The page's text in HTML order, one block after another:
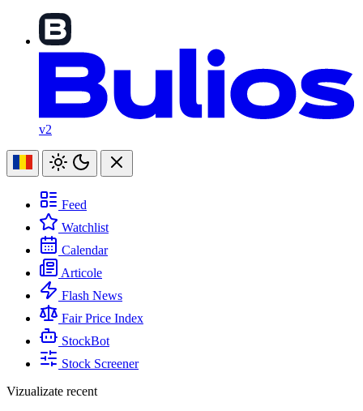
v2
Feed
Watchlist
Calendar
Articole
Flash News
Fair Price Index
StockBot
Stock Screener
Vizualizate recent